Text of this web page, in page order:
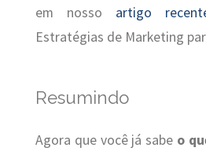
em nosso artigo
Estratégias de Marketing
Resumindo
Agora que você já sabe o